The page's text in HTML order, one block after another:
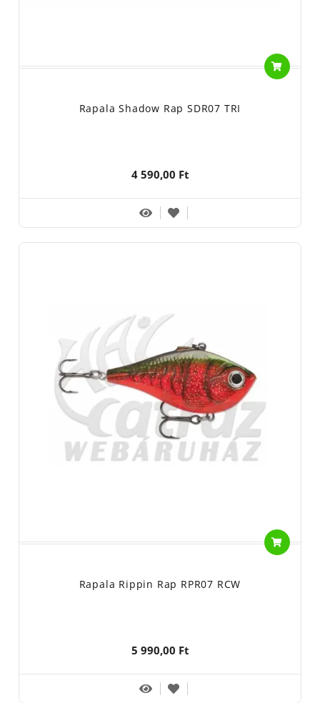
Rapala Shadow Rap SDR07 TRI
4 590,00 Ft
Rapala Rippin Rap RPR07 RCW
5 990,00 Ft